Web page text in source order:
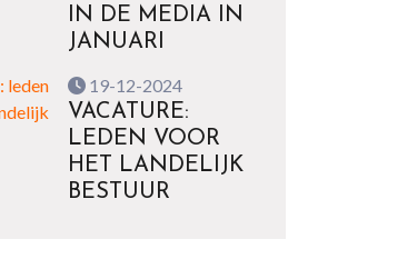
IN DE MEDIA IN
JANUARI
19-12-2024
VACATURE:
LEDEN VOOR
HET LANDELIJK
BESTUUR